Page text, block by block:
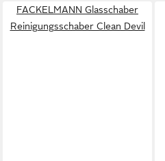
FACKELMANN Glasschaber
Reinigungsschaber Clean Devil